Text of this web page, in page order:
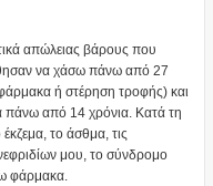
απώλειας βάρους που
να χάσω πάνω από 27
ή στέρηση τροφής) και
πάνω από 14 χρόνια. Κατά τη
το άσθμα, τις
μου, το σύνδρομο
φάρμακα.